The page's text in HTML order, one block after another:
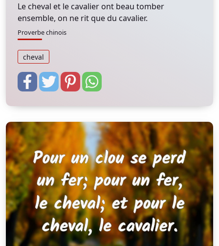
Le cheval et le cavalier ont beau tomber
ensemble, on ne rit que du cavalier.
Proverbe chinois
cheval